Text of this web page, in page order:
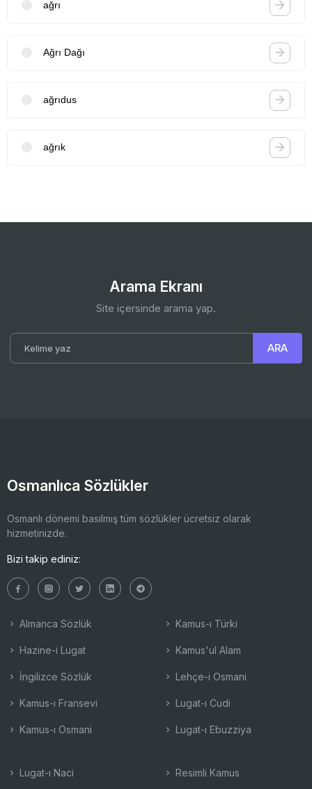
ağrı
Ağrı Dağı
ağrıdus
ağrık
Arama Ekranı
Site içersinde arama yap.
Osmanlıca Sözlükler
Osmanlı dönemi basılmış tüm sözlükler ücretsiz olarak
hizmetinizde.
Bizi takip ediniz:
Almanca Sözlük
Hazine-i Lugat
İngilizce Sözlük
Kamus-ı Fransevi
Kamus-ı Osmani
Kamus-ı Türki
Kamus'ul Alam
Lehçe-i Osmani
Lugat-ı Cudi
Lugat-ı Ebuzziya
Lugat-ı Naci Resimli Kamus